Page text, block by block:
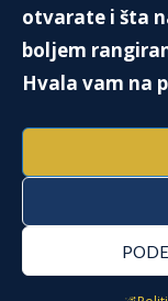
otvarate i šta
boljem
Hvala vam na
Kontakt
Pitanja i
Copyright ©2012-